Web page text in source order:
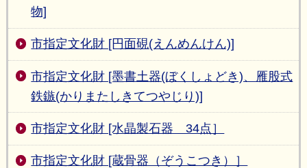
物]
市指定文化財 [円面硯(えんめんけん)]
市指定文化財 [墨書土器(ぼくしょどき)、雁股式
鉄鏃(かりまたしきてつやじり)]
市指定文化財 [水晶製石器 34点］
市指定文化財 [蔵骨器（ぞうこつき）］